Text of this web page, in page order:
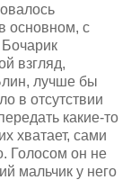
основном, с
взгляд,
лучше бы
в отсутствии
какие-то
хватает, сами
Голосом он не
мальчик у него